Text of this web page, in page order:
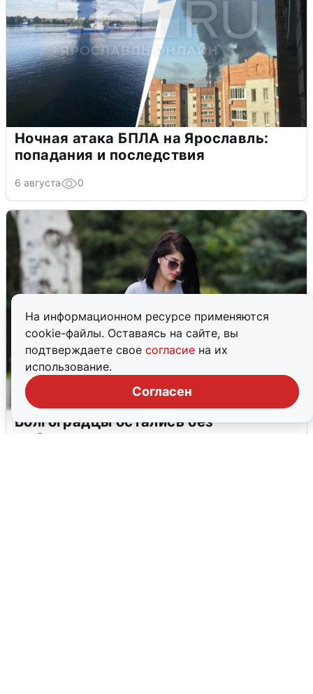
На информационном ресурсе применяются
cookie-файлы. Оставаясь на сайте, вы
подтверждаете свое согласие на их
использование.
Согласен
Ночная атака БПЛА на Ярославль:
попадания и последствия
6 августа 0
Волгоградцы остались без
мобильного интернета